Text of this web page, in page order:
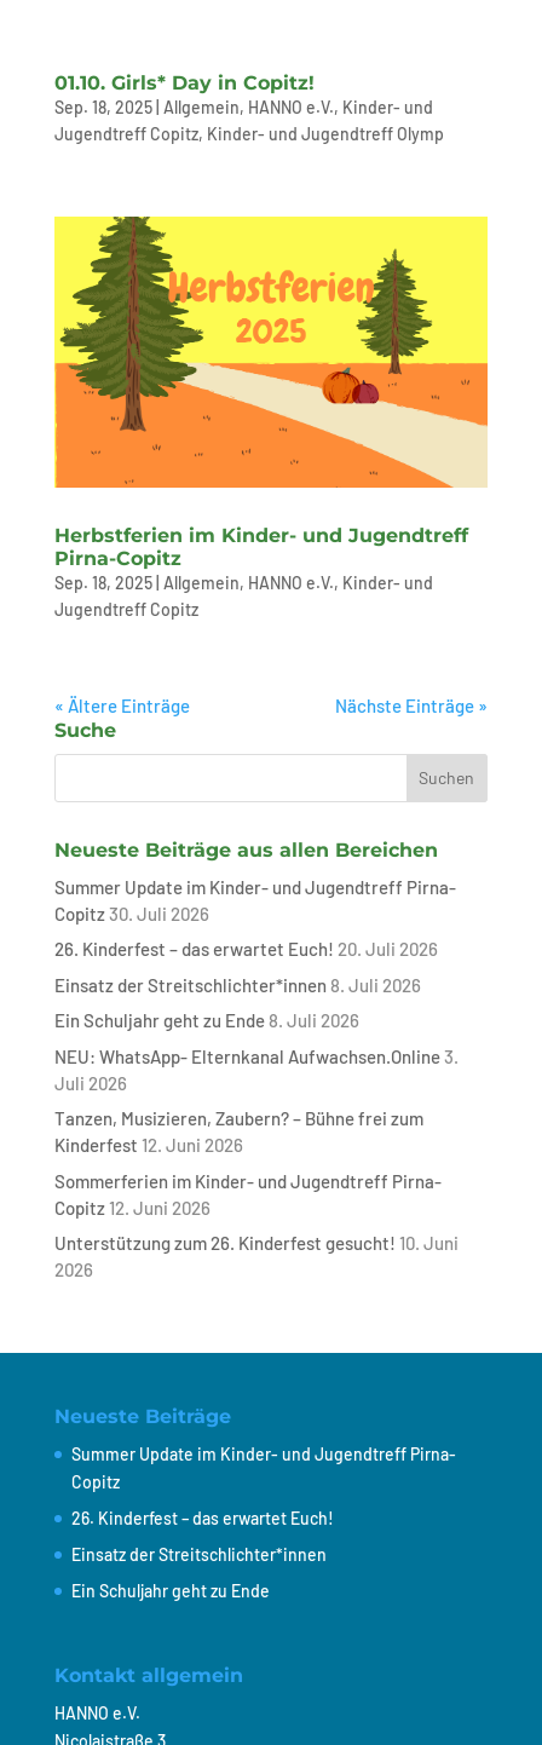
01.10. Girls* Day in Copitz!
Sep. 18, 2025| Allgemein, HANNO e.V., Kinder- und
Jugendtreff Copitz, Kinder- und Jugendtreff Olymp
Herbstferien im Kinder- und Jugendtreff
Pirna-Copitz
Sep. 18, 2025| Allgemein, HANNO e.V., Kinder- und
Jugendtreff Copitz
« Ältere Einträge Nächste Einträge »
Suche
Neueste Beiträge aus allen Bereichen
Summer Update im Kinder- und Jugendtreff Pirna-
Copitz30. Juli 2026
26. Kinderfest – das erwartet Euch! 20. Juli 2026
Einsatz der Streitschlichter*innen 8. Juli 2026
Ein Schuljahr geht zu Ende 8. Juli 2026
NEU: WhatsApp- Elternkanal Aufwachsen.Online3.
Juli 2026
Tanzen, Musizieren, Zaubern? – Bühne frei zum
Kinderfest 12. Juni 2026
Sommerferien im Kinder- und Jugendtreff Pirna-
Copitz12. Juni 2026
Unterstützung zum 26. Kinderfest gesucht! 10. Juni
2026
Neueste Beiträge
Summer Update im Kinder- und Jugendtreff Pirna-
Copitz
26. Kinderfest – das erwartet Euch!
Einsatz der Streitschlichter*innen
Ein Schuljahr geht zu Ende
Kontakt allgemein
HANNO e.V.
Nicolaistraße 3